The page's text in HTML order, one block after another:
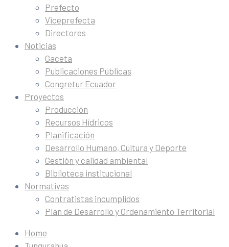
Prefecto
Viceprefecta
Directores
Noticias
Gaceta
Publicaciones Públicas
Congretur Ecuador
Proyectos
Producción
Recursos Hídricos
Planificación
Desarrollo Humano, Cultura y Deporte
Gestión y calidad ambiental
Biblioteca institucional
Normativas
Contratistas incumplidos
Plan de Desarrollo y Ordenamiento Territorial
Home